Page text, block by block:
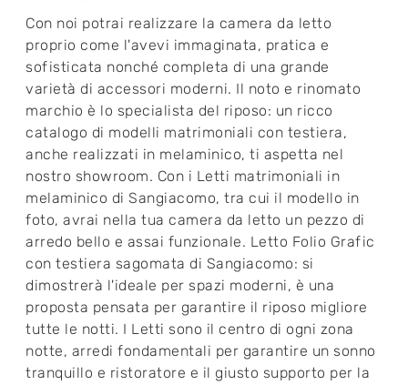
Con noi potrai realizzare la camera da letto
proprio come l'avevi immaginata, pratica e
sofisticata nonché completa di una grande
varietà di accessori moderni. Il noto e rinomato
marchio è lo specialista del riposo: un ricco
catalogo di modelli matrimoniali con testiera,
anche realizzati in melaminico, ti aspetta nel
nostro showroom. Con i Letti matrimoniali in
melaminico di Sangiacomo, tra cui il modello in
foto, avrai nella tua camera da letto un pezzo di
arredo bello e assai funzionale. Letto Folio Grafic
con testiera sagomata di Sangiacomo: si
dimostrerà l'ideale per spazi moderni, è una
proposta pensata per garantire il riposo migliore
tutte le notti. I Letti sono il centro di ogni zona
notte, arredi fondamentali per garantire un sonno
tranquillo e ristoratore e il giusto supporto per la